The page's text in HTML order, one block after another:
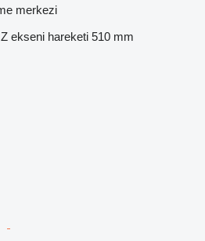
merkezi
Z ekseni hareketi 510 mm